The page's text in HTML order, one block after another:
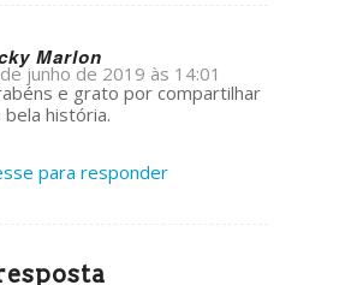
Marlon
junho de 2019 às 14:01
e grato por compartilhar
bela história.
para responder